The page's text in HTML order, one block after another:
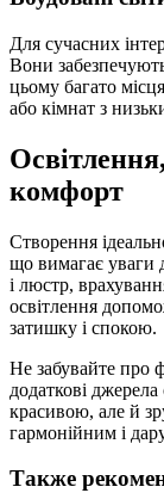
Для сучасних
Вони
цьому багато
або кімнат з
комфорт
Створення
що вимагає уваги
і люстр,
освітлення
затишку і спокою.
Не забувайте про
додаткові
красивою, але й
гармонійним і
Также